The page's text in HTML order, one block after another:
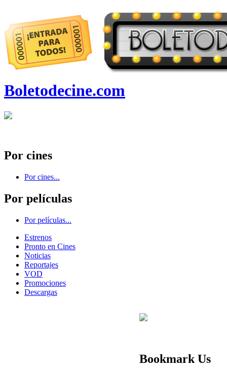
Boletodecine.com
Por cines
Por cines...
Por películas
Por películas...
Estrenos
Pronto en Cines
Noticias
Reportajes
VOD
Promociones
Descargas
Bookmark Us